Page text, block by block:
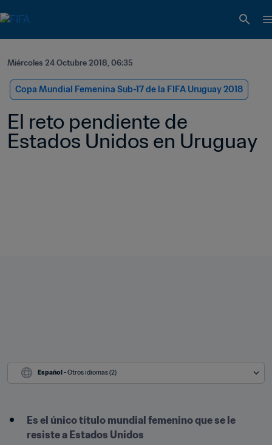
Miércoles 24 Octubre 2018, 06:35
Copa Mundial Femenina Sub-17 de la FIFA Uruguay 2018
El reto pendiente de
Estados Unidos en Uruguay
Español - Otros idiomas (2)
Es el único título mundial femenino que se le
resiste a Estados Unidos